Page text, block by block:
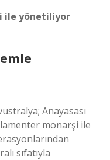
ile yönetiliyor
Anayasası
monarşi ile
sıfatıyla